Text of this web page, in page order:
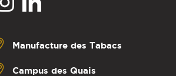
Manufacture des Tabacs
Campus des Quais